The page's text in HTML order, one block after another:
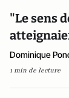
"Le sens
Dominique
1 min de lecture